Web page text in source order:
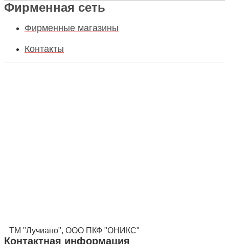
Фирменная сеть
Фирменные магазины
Контакты
ТМ "Лучиано", ООО ПКФ "ОНИКС"
Контактная информация